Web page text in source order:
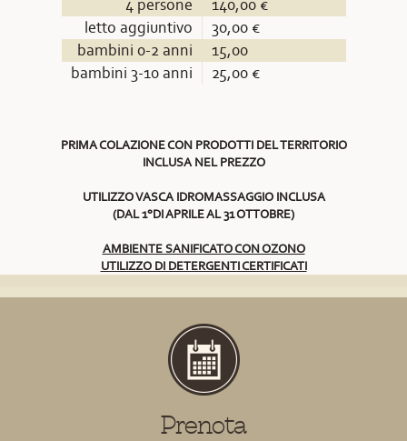
4 persone
140,00 €
letto aggiuntivo
30,00 €
bambini 0-2 anni
15,00
bambini 3-10 anni
25,00 €
PRIMA COLAZIONE CON PRODOTTI DEL TERRITORIO
INCLUSA NEL PREZZO
UTILIZZO VASCA IDROMASSAGGIO INCLUSA
(DAL 1°DI APRILE AL 31 OTTOBRE)
AMBIENTE SANIFICATO CON OZONO
UTILIZZO DI DETERGENTI CERTIFICATI
Prenota